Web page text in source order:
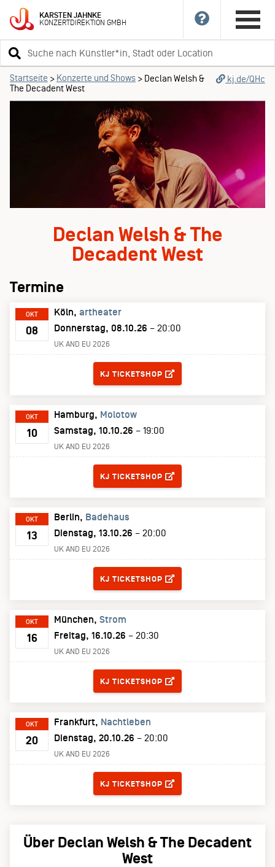
KARSTENJAHNKE
KONZERTDIREKTIONGMBH
Suchbegriff
eingeben
Startseite > Konzerte und Shows > Declan Welsh &
The Decadent West
kj.de/QHc
Declan Welsh & The
Decadent West
Termine
OKT
08
Köln artheater
Donnerstag, 08.10.26 – 20:00
UK AND EU 2026
KJ TICKETSHOP
OKT
10
Hamburg
Molotow
Samstag, 10.10.26 – 19:00
UK AND EU 2026
KJ TICKETSHOP
OKT
13
Berlin
Badehaus
Dienstag, 13.10.26 – 20:00
UK AND EU 2026
KJ TICKETSHOP
OKT
16
München Strom
Freitag, 16.10.26 – 20:30
UK AND EU 2026
KJ TICKETSHOP
OKT
20
Frankfurt Nachtleben
Dienstag, 20.10.26 – 20:00
UK AND EU 2026
KJ TICKETSHOP
Über Declan Welsh & The Decadent
West